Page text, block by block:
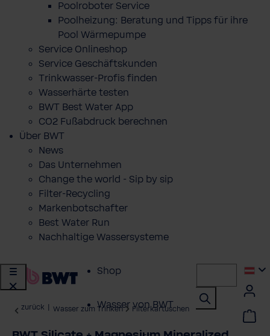
Poolroboter Service
Poolheizung: Beratung und Tipps für ihre
Pool Wärmepumpe
Service Onlineshop
Service Geschäftskunden
Trinkwasser-Profis finden
Wasserhärte testen
BWT Best Water App
CO2 Fußabdruck berechnen
Über BWT
News
Das Unternehmen
Change the world - Sip by sip
Filter-Recycling
Markenbotschafter
Best Water Run
Nachhaltige Wassersysteme
Shop
Wasser von BWT
zurück Wasser zum Trinken Filterkartuschen